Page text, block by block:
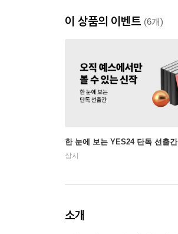
이 상품의 이벤트 (6개)
한 눈에 보는 YES24 단독 선출간
상시
소개